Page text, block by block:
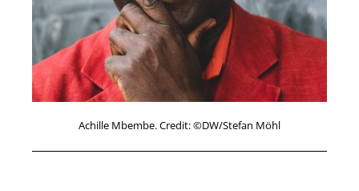
Achille Mbembe. Credit: ©DW/Stefan Möhl